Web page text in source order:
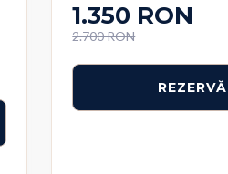
1.350 RON
2.700 RON